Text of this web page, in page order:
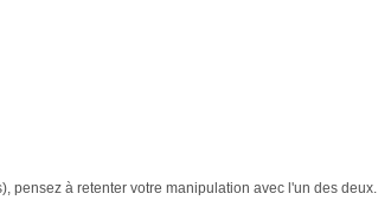
pensez à retenter votre manipulation avec l'un des deux.